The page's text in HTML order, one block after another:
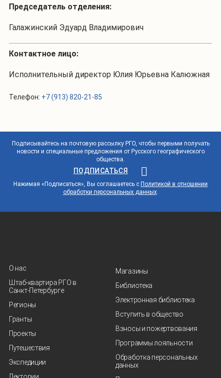
Председатель отделения:
Галажинский Эдуард Владимирович
Контактное лицо:
Исполнительный директор Юлия Юрьевна Калюжная
Телефон: +7 (913) 820-21-85
Подписывайтесь на почтовую рассылку РГО, чтобы первыми получать
новости и специальные предложения от Русского географического
общества.
ПОДПИСАТЬСЯ
Нажимая «Подписаться», Вы соглашаетесь с Политикой в отношении
обработки персональных данных.
О нас
Штаб-квартира РГО в
Санкт‑Петербурге
Регионы
Гранты
Проекты
Путешествия
Экспедиции
Магазины
Библиотека
Электронная библиотека
Вступить в общество
Взносы и пожертвования
Программы лояльности
Обработка персональных
данных